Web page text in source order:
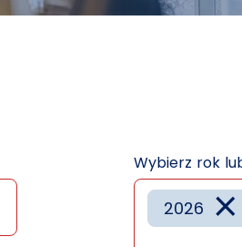
Wybierz rok
×
2026